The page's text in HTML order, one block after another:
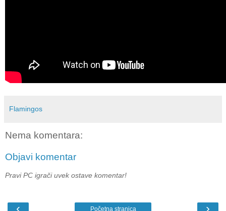
Flamingos
Nema komentara:
Objavi komentar
Pravi PC igrači uvek ostave komentar!
Početna stranica